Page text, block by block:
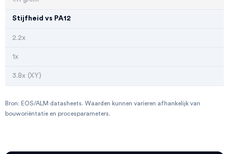
Stijfheid vs PA12
2.2x
1x
3.8x (XY)
Bron: EOS/ALM datasheets. Waarden kunnen varieren afhankelijk van
bouworiëntatie en procesparameters.